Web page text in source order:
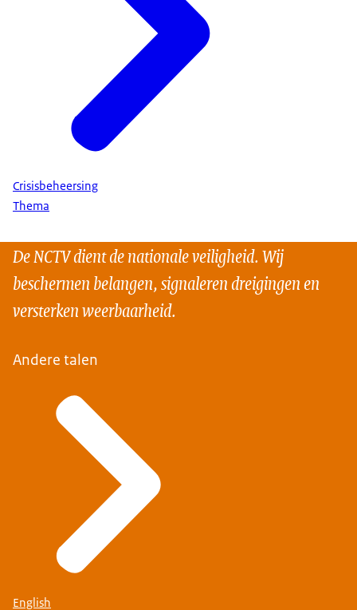
Crisisbeheersing
Thema
De NCTV dient de nationale veiligheid. Wij
beschermen belangen, signaleren dreigingen en
versterken weerbaarheid.
Andere talen
English